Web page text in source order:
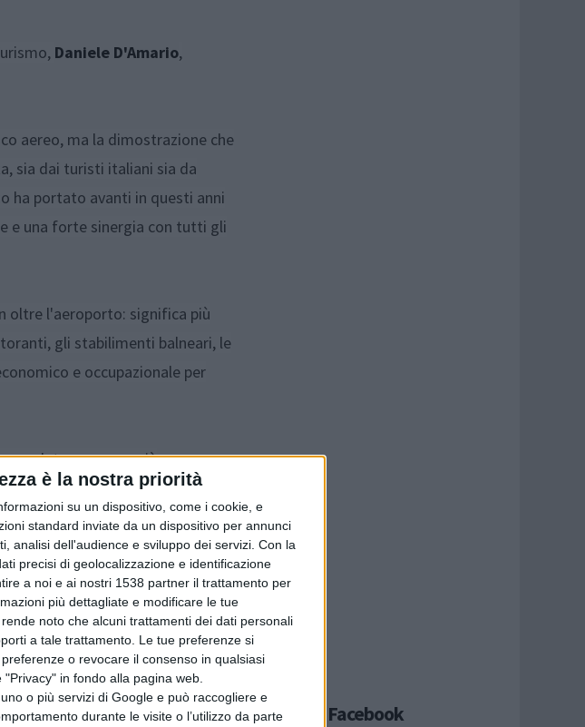
è la nostra priorità
su un dispositivo, come i cookie, e
standard inviate da un dispositivo per annunci
analisi dell'audience e sviluppo dei servizi. Con la
precisi di geolocalizzazione e identificazione
a noi e ai nostri 1538 partner il trattamento per
più dettagliate e modificare le tue
rende noto che alcuni trattamenti dei dati personali
a tale trattamento. Le tue preferenze si
o revocare il consenso in qualsiasi
in fondo alla pagina web.
o più servizi di Google e può raccogliere e
durante le visite o l’utilizzo da parte
Daniele D'Amario,
aereo, ma la dimostrazione che
sia dai turisti italiani sia da
ha portato avanti in questi anni
e una forte sinergia con tutti gli
oltre l'aeroporto: significa più
gli stabilimenti balneari, le
e occupazionale per
e sempre più
l'enogastronomia, i
un turismo
Seguici su Facebook